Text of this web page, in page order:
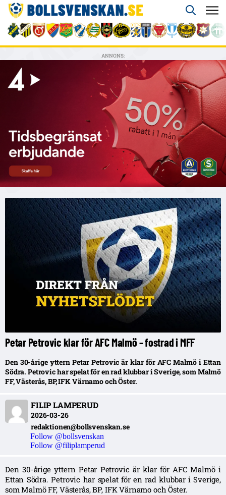
ANNONS:
Petar Petrovic klar för AFC Malmö – fostrad i MFF
Den 30-årige yttern Petar Petrovic är klar för AFC Malmö i Ettan
Södra. Petrovic har spelat för en rad klubbar i Sverige, som Malmö
FF, Västerås, BP, IFK Värnamo och Öster.
FILIP LAMPERUD
2026-03-26
redaktionen@bollsvenskan.se
Follow @bollsvenskan
Follow @filiplamperud
Den 30-årige yttern Petar Petrovic är klar för AFC Malmö i
Ettan Södra. Petrovic har spelat för en rad klubbar i Sverige,
som Malmö FF, Västerås, BP, IFK Värnamo och Öster.